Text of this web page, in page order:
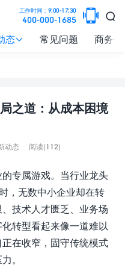

工作时间：9:00-17:30
400-000-1685 
态 常见问题 商务
之道：从成本困境
动态 阅读(112)
专属游戏。当行业龙头
，无数中小企业却在转
技术人才匮乏、业务场
转型看起来像一道难以
在收窄，固守传统模式
。